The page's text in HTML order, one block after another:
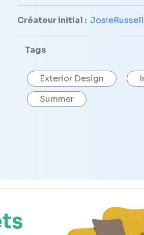
Créateur initial : JosieRussell
Tags
Exterior Design
Summer